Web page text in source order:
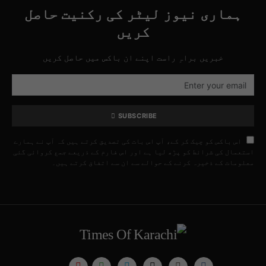
ہماری نیوز لیٹر کی رکنیت حاصل
کریں
خبریں براہِ راست اپنے ان باکس میں حاصل کریں
SUBSCRIBE
اس باکس کو چیک کر کے، آپ اس بات کی تصدیق کرتے ہیں کہ آپ نے ہمارے
استعمال کی شرائط کو پڑھ لیا ہے اور اس فارم کے ذریعے جمع کروائی گئی
معلومات کے ذخیرہ کرنے کے حوالے سے ان سے اتفاق کرتے ہیں۔